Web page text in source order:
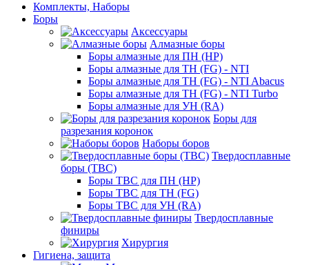
Комплекты, Наборы
Боры
Аксессуары
Алмазные боры
Боры алмазные для ПН (HP)
Боры алмазные для ТН (FG) - NTI
Боры алмазные для ТН (FG) - NTI Abacus
Боры алмазные для ТН (FG) - NTI Turbo
Боры алмазные для УН (RA)
Боры для
разрезания коронок
Наборы боров
Твердосплавные
боры (ТВС)
Боры ТВС для ПН (HP)
Боры ТВС для ТН (FG)
Боры ТВС для УН (RA)
Твердосплавные
финиры
Хирургия
Гигиена, защита